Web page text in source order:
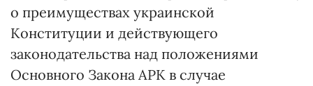
о преимуществах украинской
Конституции и действующего
законодательства над положениями
Основного Закона АРК в случае